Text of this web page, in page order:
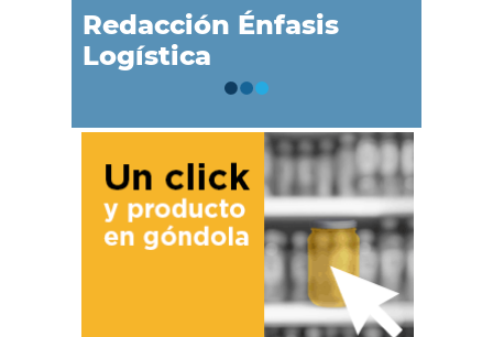
Redacción Énfasis
Logística